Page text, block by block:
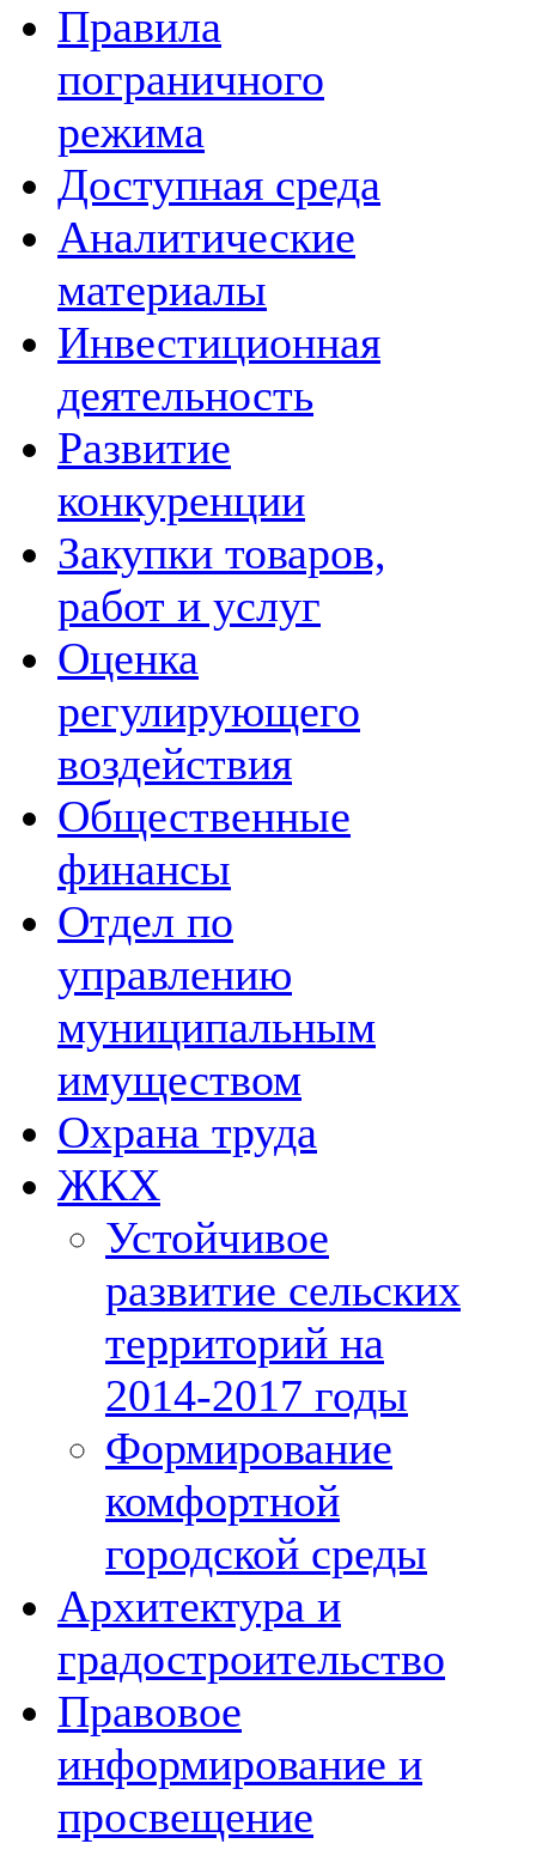
Правила
пограничного
режима
Доступная среда
Аналитические
материалы
Инвестиционная
деятельность
Развитие
конкуренции
Закупки товаров,
работ и услуг
Оценка
регулирующего
воздействия
Общественные
финансы
Отдел по
управлению
муниципальным
имуществом
Охрана труда
ЖКХ
Устойчивое
развитие сельских
территорий на
2014-2017 годы
Формирование
комфортной
городской среды
Архитектура и
градостроительство
Правовое
информирование и
просвещение